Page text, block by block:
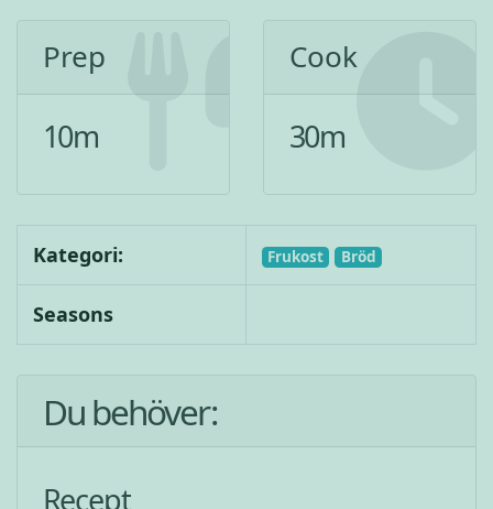
Prep
10m
Cook
30m
Kategori: Frukost Bröd
Seasons
Du behöver:
Recept